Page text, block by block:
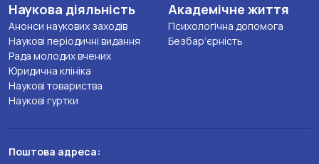
Наукова діяльність
Анонси наукових заходів
Наукові періодичні видання
Рада молодих вчених
Юридична клініка
Наукові товариства
Наукові гуртки
Академічне життя
Психологічна допомога
Безбар’єрність
Поштова адреса: